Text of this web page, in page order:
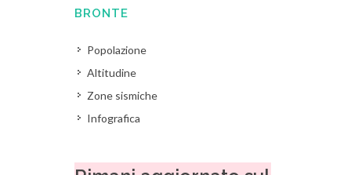
BRONTE
Popolazione
Altitudine
Zone sismiche
Infografica